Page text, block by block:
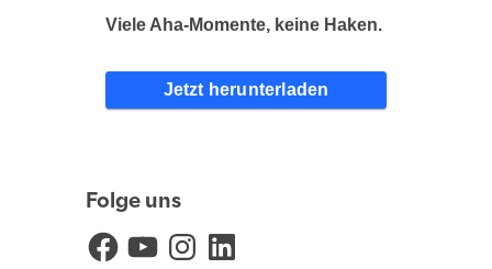
Viele Aha-Momente, keine Haken.
Jetzt herunterladen
Folge uns
FacebookYouTubeInstagramLinkedIn